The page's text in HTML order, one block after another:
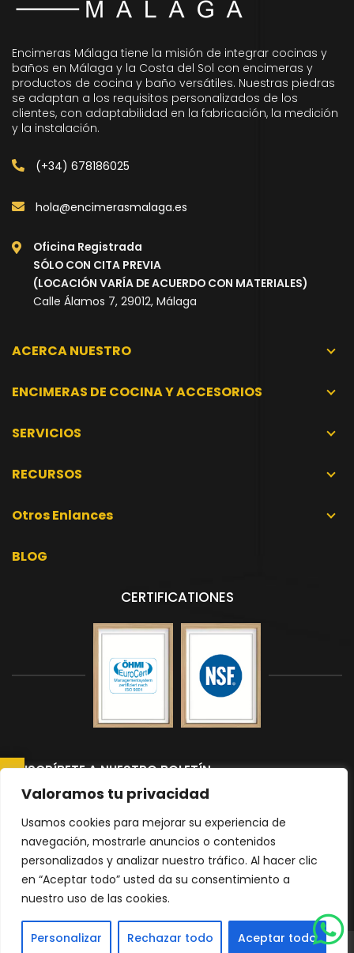
Valoramos tu privacidad
Usamos cookies para mejorar su experiencia de
navegación, mostrarle anuncios o contenidos
personalizados y analizar nuestro tráfico. Al hacer clic
en “Aceptar todo” usted da su consentimiento a
nuestro uso de las cookies.
Personalizar Rechazar todo Aceptar todo
Encimeras Málaga tiene la misión de integrar cocinas y
baños en Málaga y la Costa del Sol con encimeras y
productos de cocina y baño versátiles. Nuestras piedras
se adaptan a los requisitos personalizados de los
clientes, con adaptabilidad en la fabricación, la medición
y la instalación.
(+34) 678186025
hola@encimerasmalaga.es
Oficina Registrada
SÓLO CON CITA PREVIA
(LOCACIÓN VARÍA DE ACUERDO CON MATERIALES)
Calle Álamos 7, 29012, Málaga
ACERCA NUESTRO
ENCIMERAS DE COCINA Y ACCESORIOS
SERVICIOS
RECURSOS
Otros Enlances
BLOG
CERTIFICATIONES
SUSCRÍBETE A NUESTRO BOLETÍN
Suscríbete a nuestro boletín para recibir las últimas noticias y
Please
leave
this
field
Política de Privacidad